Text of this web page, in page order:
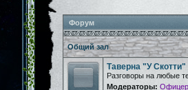
Форум
Общий зал
Таверна "У Скотти"
Разговоры на любые
Модераторы: